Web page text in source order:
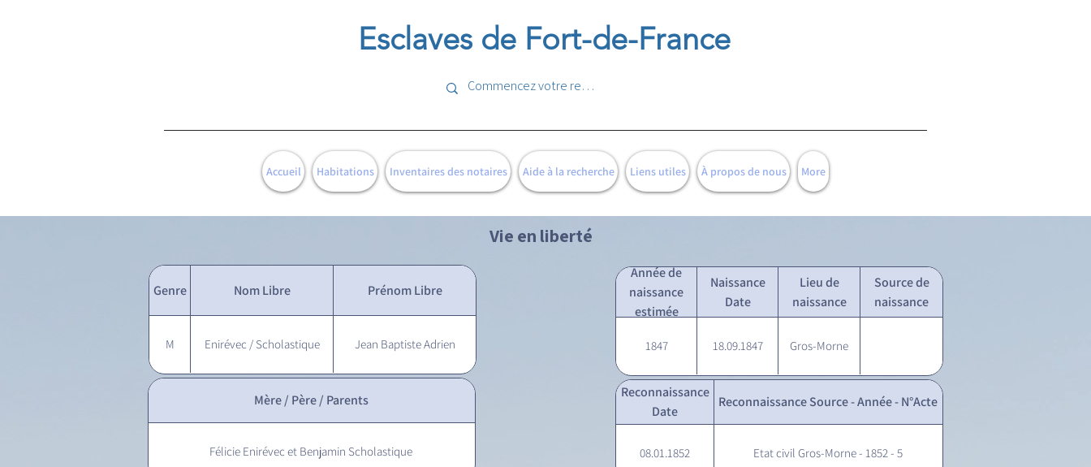
Esclaves de Fort-de-France
Accueil Habitations Inventaires des notaires Aide à la recherche Liens utiles À propos de nous More
Vie en liberté
Genre Nom Libre Prénom Libre
M Enirévec / Scholastique Jean Baptiste Adrien
Année de
naissance
estimée
Naissance
Date
Lieu de
naissance
Source de
naissance
1847 18.09.1847 Gros-Morne
Mère / Père / Parents
Félicie Enirévec et Benjamin Scholastique
Reconnaissance
Date
Reconnaissance Source - Année - N°Acte
08.01.1852 Etat civil Gros-Morne - 1852 - 5